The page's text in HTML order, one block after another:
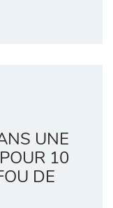
UNE
10
DE